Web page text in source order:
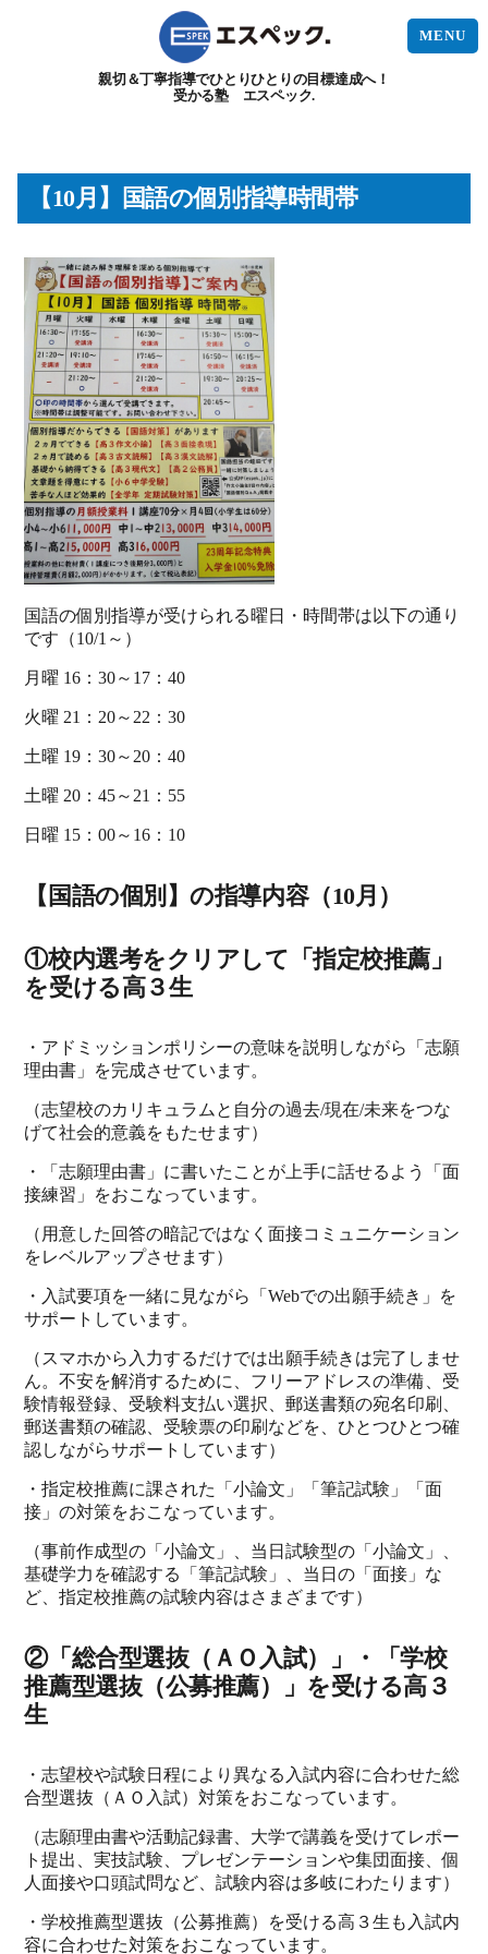
MENU
親切＆丁寧指導でひとりひとりの目標達成へ！
受かる塾 エスペック.
【10月】国語の個別指導時間帯
国語の個別指導が受けられる曜日・時間帯は以下の通り
です（10/1～）
月曜 16：30～17：40
火曜 21：20～22：30
土曜 19：30～20：40
土曜 20：45～21：55
日曜 15：00～16：10
【国語の個別】の指導内容（10月）
①校内選考をクリアして「指定校推薦」
を受ける高３生
・アドミッションポリシーの意味を説明しながら「志願
理由書」を完成させています。
（志望校のカリキュラムと自分の過去/現在/未来をつな
げて社会的意義をもたせます）
・「志願理由書」に書いたことが上手に話せるよう「面
接練習」をおこなっています。
（用意した回答の暗記ではなく面接コミュニケーション
をレベルアップさせます）
・入試要項を一緒に見ながら「Webでの出願手続き」を
サポートしています。
（スマホから入力するだけでは出願手続きは完了しませ
ん。不安を解消するために、フリーアドレスの準備、受
験情報登録、受験料支払い選択、郵送書類の宛名印刷、
郵送書類の確認、受験票の印刷などを、ひとつひとつ確
認しながらサポートしています）
・指定校推薦に課された「小論文」「筆記試験」「面
接」の対策をおこなっています。
（事前作成型の「小論文」、当日試験型の「小論文」、
基礎学力を確認する「筆記試験」、当日の「面接」な
ど、指定校推薦の試験内容はさまざまです）
②「総合型選抜（ＡＯ入試）」・「学校
推薦型選抜（公募推薦）」を受ける高３
生
・志望校や試験日程により異なる入試内容に合わせた総
合型選抜（ＡＯ入試）対策をおこなっています。
（志願理由書や活動記録書、大学で講義を受けてレポー
ト提出、実技試験、プレゼンテーションや集団面接、個
人面接や口頭試問など、試験内容は多岐にわたります）
・学校推薦型選抜（公募推薦）を受ける高３生も入試内
容に合わせた対策をおこなっています。